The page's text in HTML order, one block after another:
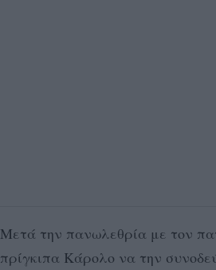
Μετά την πανωλεθρία με τον
πρίγκιπα Κάρολο να την